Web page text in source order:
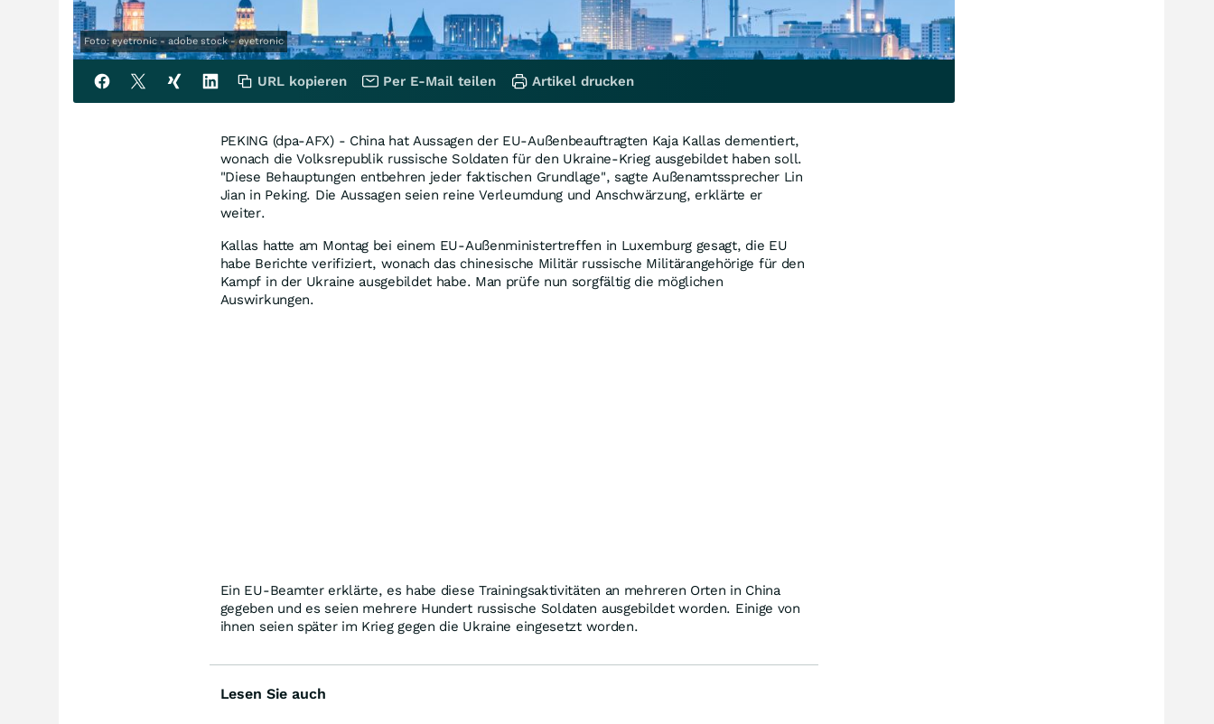
Foto: eyetronic - adobe stock - eyetronic
PEKING (dpa-AFX) - China hat Aussagen der EU-Außenbeauftragten Kaja Kallas dementiert,
wonach die Volksrepublik russische Soldaten für den Ukraine-Krieg ausgebildet haben soll.
"Diese Behauptungen entbehren jeder faktischen Grundlage", sagte Außenamtssprecher Lin
Jian in Peking. Die Aussagen seien reine Verleumdung und Anschwärzung, erklärte er
weiter.
Kallas hatte am Montag bei einem EU-Außenministertreffen in Luxemburg gesagt, die EU
habe Berichte verifiziert, wonach das chinesische Militär russische Militärangehörige für den
Kampf in der Ukraine ausgebildet habe. Man prüfe nun sorgfältig die möglichen
Auswirkungen.
Ein EU-Beamter erklärte, es habe diese Trainingsaktivitäten an mehreren Orten in China
gegeben und es seien mehrere Hundert russische Soldaten ausgebildet worden. Einige von
ihnen seien später im Krieg gegen die Ukraine eingesetzt worden.
Lesen Sie auch
URL kopieren Per E-Mail teilen Artikel drucken